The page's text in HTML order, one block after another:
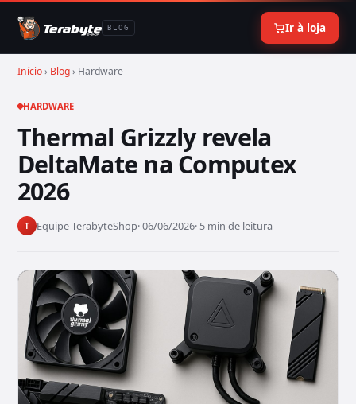
BLOG Ir à loja
Início› Blog› Hardware
HARDWARE
Thermal Grizzly revela
DeltaMate na Computex
2026
T Equipe TerabyteShop· 06/06/2026· 5 min de leitura